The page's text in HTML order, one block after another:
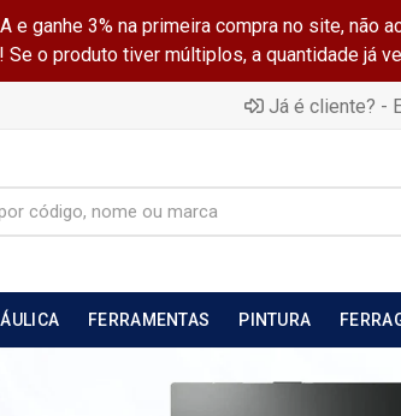
e ganhe 3% na primeira compra no site,
o produto tiver múltiplos, a quantidade já
Já é cliente? -
FERRAMENTAS PINTURA